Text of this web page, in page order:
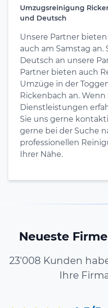
Umzugsreinigung
und Deutsch
Unsere Partner
auch am Samstag an.
Deutsch an unsere
Partner bieten auch
Umzüge in der
Rickenbach an.
Dienstleistungen
Sie uns gerne
gerne bei der Suche
professionellen
Ihrer Nähe.
Neueste
23'008 Kunden
Ihre